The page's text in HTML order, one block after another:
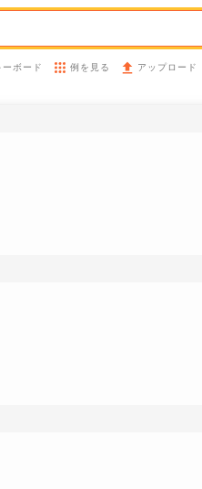
ーボード 例を見る アップロード